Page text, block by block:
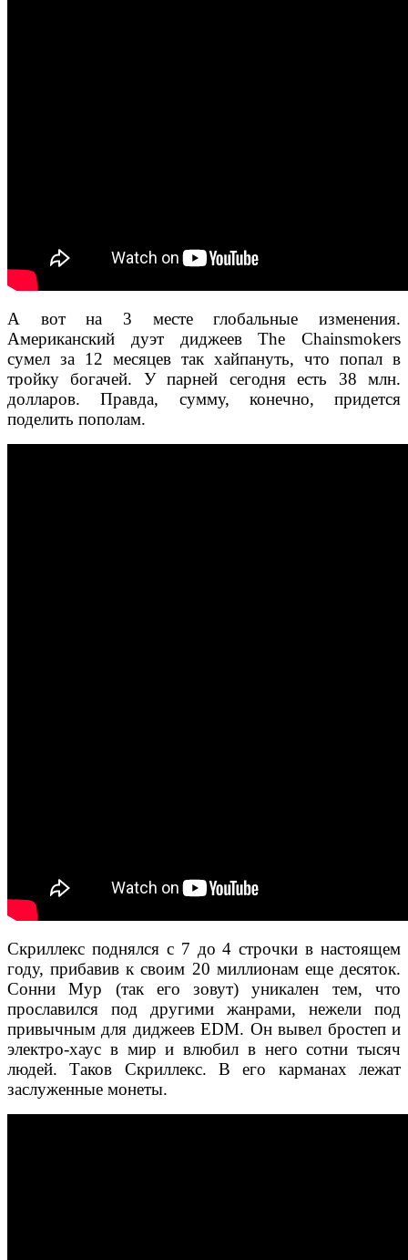
А вот на 3 месте глобальные изменения.
Американский дуэт диджеев The Chainsmokers
сумел за 12 месяцев так хайпануть, что попал в
тройку богачей. У парней сегодня есть 38 млн.
долларов. Правда, сумму, конечно, придется
поделить пополам.
Скриллекс поднялся с 7 до 4 строчки в настоящем
году, прибавив к своим 20 миллионам еще десяток.
Сонни Мур (так его зовут) уникален тем, что
прославился под другими жанрами, нежели под
привычным для диджеев EDM. Он вывел бростеп и
электро-хаус в мир и влюбил в него сотни тысяч
людей. Таков Скриллекс. В его карманах лежат
заслуженные монеты.